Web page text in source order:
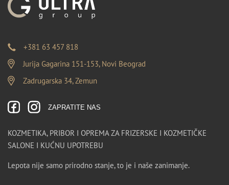
+381 63 457 818
Jurija Gagarina 151-153, Novi Beograd
Zadrugarska 34, Zemun
ZAPRATITE NAS
KOZMETIKA, PRIBOR I OPREMA ZA FRIZERSKE I KOZMETIČKE
SALONE I KUĆNU UPOTREBU
Lepota nije samo prirodno stanje, to je i naše zanimanje.